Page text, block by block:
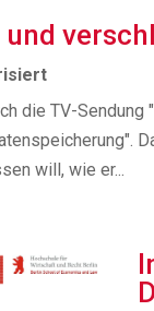
die TV-
will, wie er...